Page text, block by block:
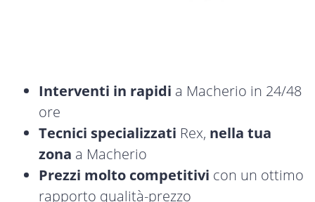
Interventi in rapidi a Macherio in 24/48
ore
Tecnici specializzati Rex, nella tua
zona a Macherio
Prezzi molto competitivi con un ottimo
rapporto qualità-prezzo